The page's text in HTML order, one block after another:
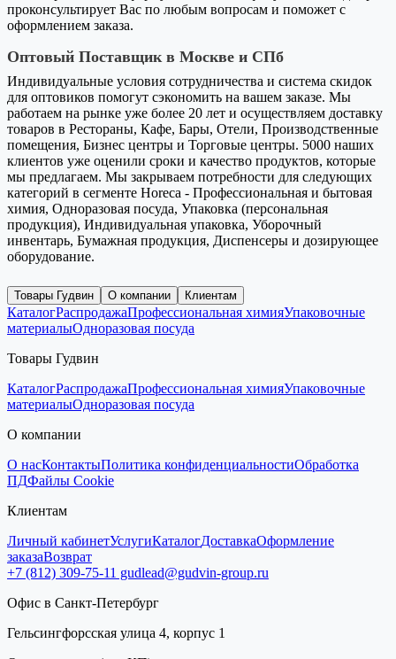
проконсультирует Вас по любым вопросам и поможет с
оформлением заказа.
Оптовый Поставщик в Москве и СПб
Индивидуальные условия сотрудничества и система скидок
для оптовиков помогут сэкономить на вашем заказе. Мы
работаем на рынке уже более 20 лет и осуществляем доставку
товаров в Рестораны, Кафе, Бары, Отели, Производственные
помещения, Бизнес центры и Торговые центры. 5000 наших
клиентов уже оценили сроки и качество продуктов, которые
мы предлагаем. Мы закрываем потребности для следующих
категорий в сегменте Horeca - Профессиональная и бытовая
химия, Одноразовая посуда, Упаковка (персональная
продукция), Индивидуальная упаковка, Уборочный
инвентарь, Бумажная продукция, Диспенсеры и дозирующее
оборудование.
Товары Гудвин О компании Клиентам
КаталогРаспродажаПрофессиональная химияУпаковочные
материалыОдноразовая посуда
Товары Гудвин
КаталогРаспродажаПрофессиональная химияУпаковочные
материалыОдноразовая посуда
О компании
О насКонтактыПолитика конфиденциальностиОбработка
ПДФайлы Cookie
Клиентам
Личный кабинетУслугиКаталогДоставкаОформление
заказаВозврат
+7 (812) 309-75-11 gudlead@gudvin-group.ru
Офис в Санкт-Петербург
Гельсингфорсская улица 4, корпус 1